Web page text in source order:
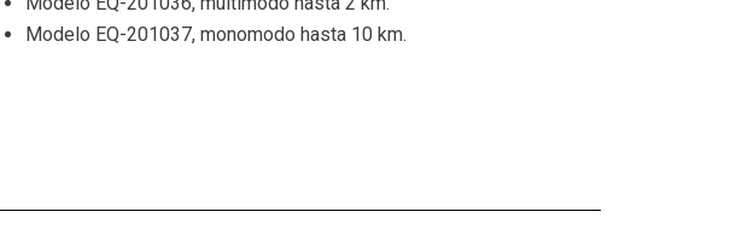
Modelo EQ-201037, monomodo hasta 10 km.